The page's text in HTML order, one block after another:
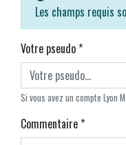
Les champs requis
Votre pseudo*
Si vous avez un compte Lyon
Commentaire*